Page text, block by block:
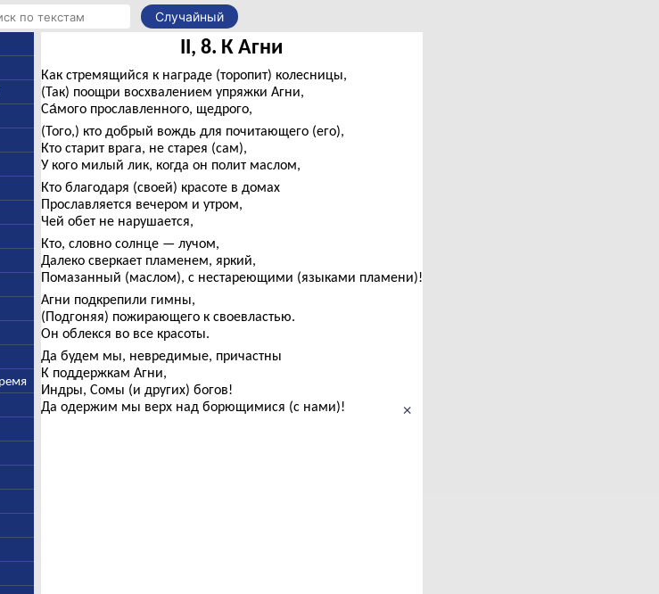
Случайный
×
II, 8. К Агни
Как стремящийся к награде (торопит) колесницы,
(Так) поощри восхвалением упряжки Агни,
Са́мого прославленного, щедрого,
(Того,) кто добрый вождь для почитающего (его),
Кто старит врага, не старея (сам),
У кого милый лик, когда он полит маслом,
Кто благодаря (своей) красоте в домах
Прославляется вечером и утром,
Чей обет не нарушается,
Кто, словно солнце — лучом,
Далеко сверкает пламенем, яркий,
Помазанный (маслом), с нестареющими (языками пламени)!
Агни подкрепили гимны,
(Подгоняя) пожирающего к своевластью.
Он облекся во все красоты.
Да будем мы, невредимые, причастны
К поддержкам Агни,
Индры, Сомы (и других) богов!
Да одержим мы верх над борющимися (с нами)!